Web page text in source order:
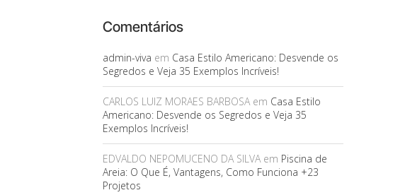
Comentários
admin-viva em Casa Estilo Americano: Desvende os
Segredos e Veja 35 Exemplos Incríveis!
CARLOS LUIZ MORAES BARBOSAem Casa Estilo
Americano: Desvende os Segredos e Veja 35
Exemplos Incríveis!
EDVALDO NEPOMUCENO DA SILVAem Piscina de
Areia: O Que É, Vantagens, Como Funciona +23
Projetos